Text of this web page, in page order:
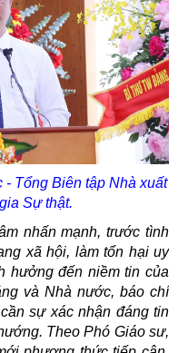
- Tổng Biên tập Nhà xuất
Sự thật.
nhấn mạnh, trước tình
xã hội, làm tổn hại uy
hưởng đến niềm tin của
và Nhà nước, báo chí
sự xác nhận đáng tin
Theo Phó Giáo sư,